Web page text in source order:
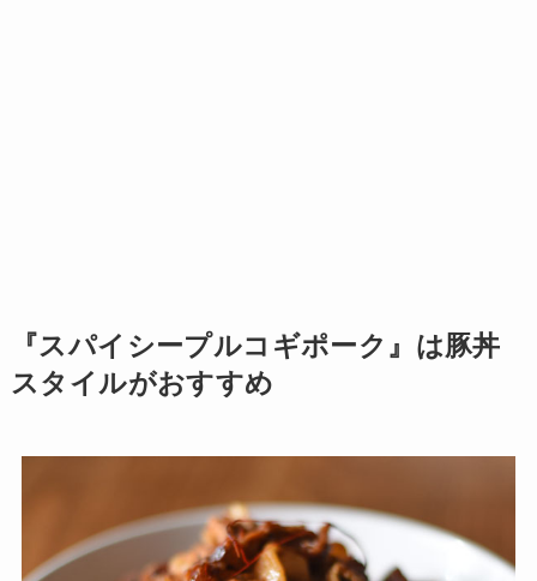
『スパイシープルコギポーク』は豚丼
スタイルがおすすめ